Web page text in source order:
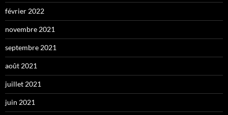
février 2022
novembre 2021
septembre 2021
août 2021
juillet 2021
juin 2021